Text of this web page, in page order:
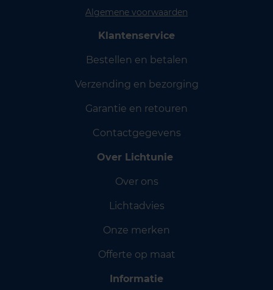
Algemene voorwaarden
Klantenservice
Bestellen en betalen
Verzending en bezorging
Garantie en retouren
Contactgegevens
Over Lichtunie
Over ons
Lichtadvies
Onze merken
Offerte op maat
Informatie